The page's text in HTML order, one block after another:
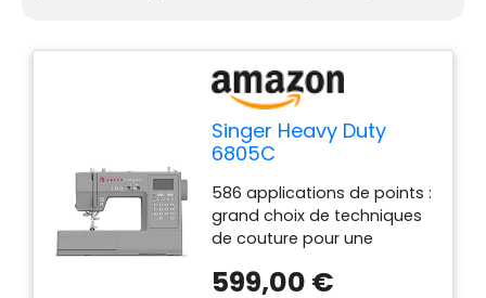
Sew : facile à reconnaître et
à enfiler pour que vous
puissiez commencer
métal robuste : le cadre en
métal robuste assure une
longue durée de vie. Arrêt
d'aiguille programmable
haut/bas : Ajustez la
position d'arrêt de l'aiguille.
Éclairage LED : éclairage
Singer Heavy Duty
6805C
586 applications de points :
grand choix de techniques
de couture pour une
personnalisée. Force de
599,00 €